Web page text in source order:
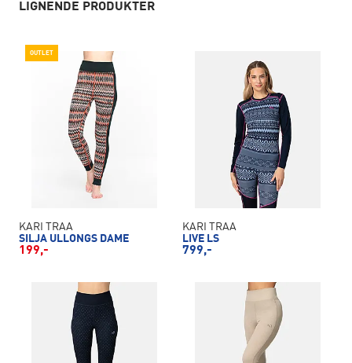
LIGNENDE PRODUKTER
OUTLET
KARI TRAA
SILJA ULLONGS DAME
199,-
KARI TRAA
LIVE LS
799,-